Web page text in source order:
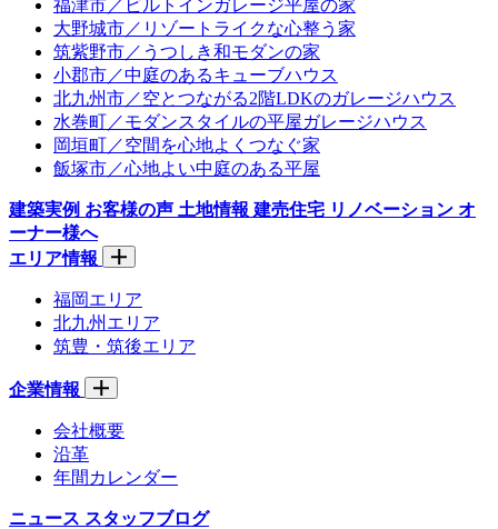
福津市／ビルトインガレージ平屋の家
大野城市／リゾートライクな心整う家
筑紫野市／うつしき和モダンの家
小郡市／中庭のあるキューブハウス
北九州市／空とつながる2階LDKのガレージハウス
水巻町／モダンスタイルの平屋ガレージハウス
岡垣町／空間を心地よくつなぐ家
飯塚市／心地よい中庭のある平屋
建築実例 お客様の声 土地情報 建売住宅 リノベーション オ
ーナー様へ
エリア情報
福岡エリア
北九州エリア
筑豊・筑後エリア
企業情報
会社概要
沿革
年間カレンダー
ニュース スタッフブログ